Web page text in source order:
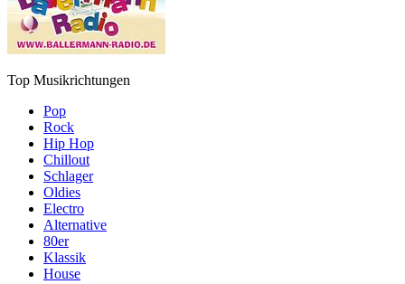
Top Musikrichtungen
Pop
Rock
Hip Hop
Chillout
Schlager
Oldies
Electro
Alternative
80er
Klassik
House